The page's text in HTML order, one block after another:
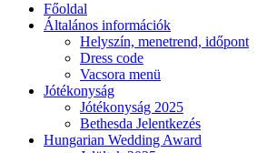
Főoldal
Általános információk
Helyszín, menetrend, időpont
Dress code
Vacsora menü
Jótékonyság
Jótékonyság 2025
Bethesda Jelentkezés
Hungarian Wedding Award